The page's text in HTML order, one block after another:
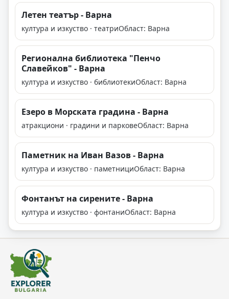
Летен театър - Варна
култура и изкуство · театриОбласт: Варна
Регионална библиотека "Пенчо
Славейков" - Варна
култура и изкуство · библиотекиОбласт: Варна
Езеро в Mорската градина - Варна
атракциони · градини и парковеОбласт: Варна
Паметник на Иван Вазов - Варна
култура и изкуство · паметнициОбласт: Варна
Фонтанът на сирените - Варна
култура и изкуство · фонтаниОбласт: Варна